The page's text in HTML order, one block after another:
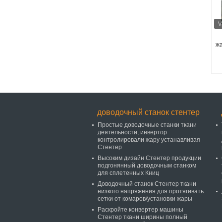
доводочный станок стентер
Простые доводочные станки ткани
деятельности, инвертор
контролировали жару устанавливая
Стентер
Высоким дизайн Стентер продукции
подгонянный доводочным станком
для сплетенных Книц
Доводочный станок Стентер ткани
низкого напряжения для протягивать
сетки от комаров/установки жары
Раскройте конвертер машины
Стентер ткани ширины полный